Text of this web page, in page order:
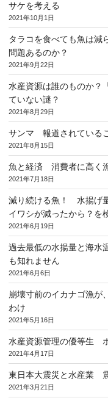
サケを考える
2021年10月1日
タラコを食べても魚は
問題あるのか？
2021年9月22日
水産資源は誰のものか？
ていない謎？
2021年8月29日
サンマ 報道されている
2021年8月15日
魚と経済 消費者に高く
2021年7月18日
減り続ける魚！ 水揚げ
イワシが減ったから？を
2021年6月19日
過去最低の水揚量と海水
も知れません
2021年6月6日
崩壊寸前のイカナゴ漁が
わけ
2021年5月16日
水産資源管理の優等生
2021年4月17日
東日本大震災と水産業
2021年3月21日